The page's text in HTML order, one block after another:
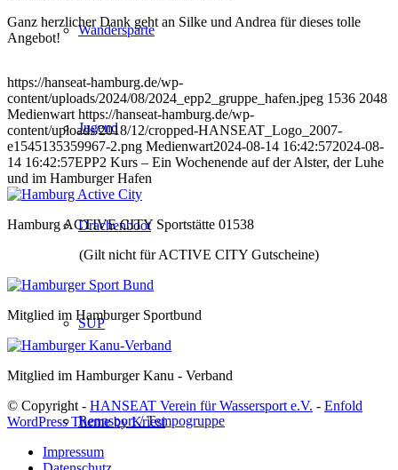
Wandersparte
Jugend
Drachenboot
SUP
Rennsport / Tempogruppe
Ganz herzlicher Dank geht an Silke und Andrea für dieses tolle
Angebot!
https://hanseat-hamburg.de/wp-
content/uploads/2024/08/2024_epp2_gruppe_hafen.jpeg 1536 2048
Medienwart https://hanseat-hamburg.de/wp-
content/uploads/2018/12/cropped-HANSEAT_Logo_2007-
e1545135359967-2.png Medienwart2024-08-14 16:42:572024-08-
14 16:42:57EPP2 Kurs – Ein Wochenende auf der Alster, der Luhe
und im Hamburger Hafen
Hamburg ACTIVE CITY Sportstätte 01538
(Gilt nicht für ACTIVE CITY Gutscheine)
Mitglied im Hamburger Sportbund
Mitglied im Hamburger Kanu - Verband
© Copyright - HANSEAT Verein für Wassersport e.V. - Enfold
WordPress Theme by Kriesi
Impressum